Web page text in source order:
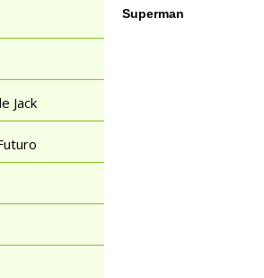
Jack
Superman